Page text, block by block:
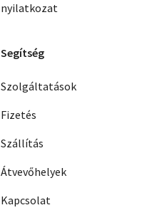
nyilatkozat
Segítség
Szolgáltatások
Fizetés
Szállítás
Átvevőhelyek
Kapcsolat